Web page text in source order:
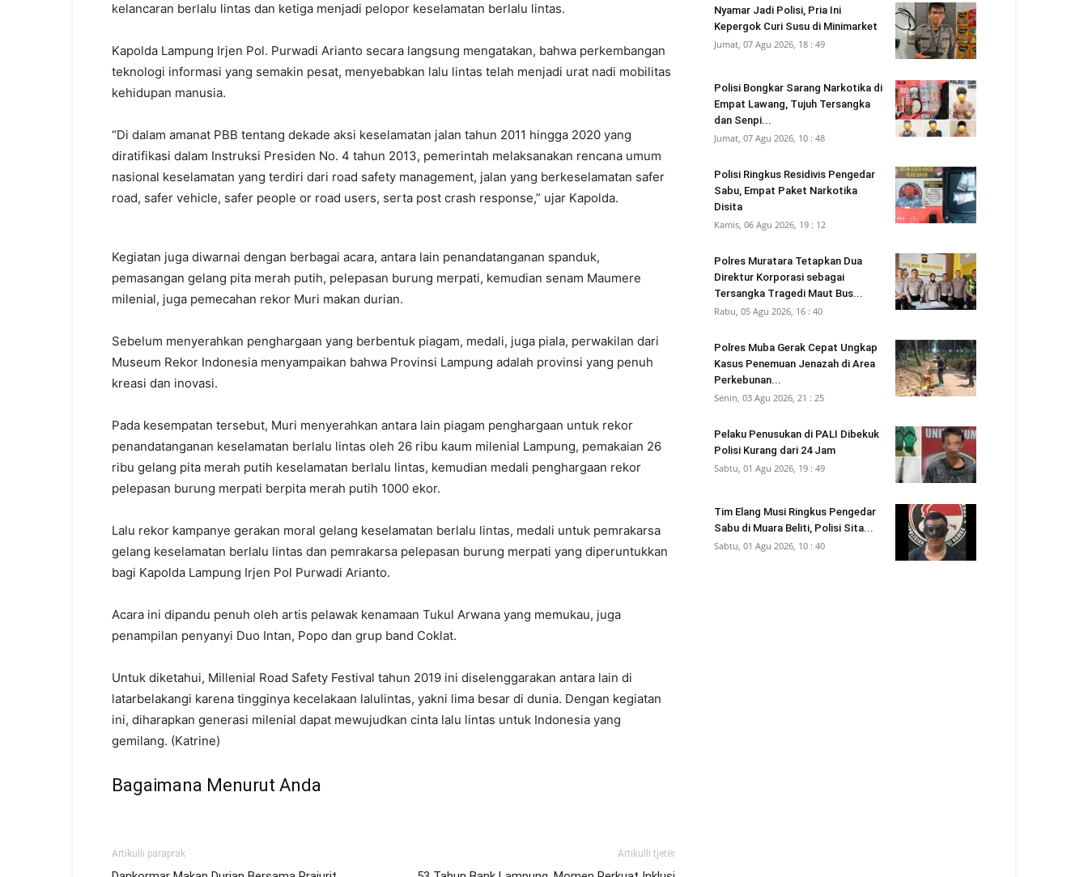
kelancaran berlalu lintas dan ketiga menjadi pelopor keselamatan berlalu lintas.
Kapolda Lampung Irjen Pol. Purwadi Arianto secara langsung mengatakan, bahwa perkembangan
teknologi informasi yang semakin pesat, menyebabkan lalu lintas telah menjadi urat nadi mobilitas
kehidupan manusia.
“Di dalam amanat PBB tentang dekade aksi keselamatan jalan tahun 2011 hingga 2020 yang
diratifikasi dalam Instruksi Presiden No. 4 tahun 2013, pemerintah melaksanakan rencana umum
nasional keselamatan yang terdiri dari road safety management, jalan yang berkeselamatan safer
road, safer vehicle, safer people or road users, serta post crash response,” ujar Kapolda.
Kegiatan juga diwarnai dengan berbagai acara, antara lain penandatanganan spanduk,
pemasangan gelang pita merah putih, pelepasan burung merpati, kemudian senam Maumere
milenial, juga pemecahan rekor Muri makan durian.
Sebelum menyerahkan penghargaan yang berbentuk piagam, medali, juga piala, perwakilan dari
Museum Rekor Indonesia menyampaikan bahwa Provinsi Lampung adalah provinsi yang penuh
kreasi dan inovasi.
Pada kesempatan tersebut, Muri menyerahkan antara lain piagam penghargaan untuk rekor
penandatanganan keselamatan berlalu lintas oleh 26 ribu kaum milenial Lampung, pemakaian 26
ribu gelang pita merah putih keselamatan berlalu lintas, kemudian medali penghargaan rekor
pelepasan burung merpati berpita merah putih 1000 ekor.
Lalu rekor kampanye gerakan moral gelang keselamatan berlalu lintas, medali untuk pemrakarsa
gelang keselamatan berlalu lintas dan pemrakarsa pelepasan burung merpati yang diperuntukkan
bagi Kapolda Lampung Irjen Pol Purwadi Arianto.
Acara ini dipandu penuh oleh artis pelawak kenamaan Tukul Arwana yang memukau, juga
penampilan penyanyi Duo Intan, Popo dan grup band Coklat.
Untuk diketahui, Millenial Road Safety Festival tahun 2019 ini diselenggarakan antara lain di
latarbelakangi karena tingginya kecelakaan lalulintas, yakni lima besar di dunia. Dengan kegiatan
ini, diharapkan generasi milenial dapat mewujudkan cinta lalu lintas untuk Indonesia yang
gemilang. (Katrine)
Bagaimana Menurut Anda
Artikulli paraprak Artikulli tjetër
Nyamar Jadi Polisi, Pria Ini
Kepergok Curi Susu di Minimarket
Jumat, 07 Agu 2026, 18 : 49
Polisi Bongkar Sarang Narkotika di
Empat Lawang, Tujuh Tersangka
dan Senpi...
Jumat, 07 Agu 2026, 10 : 48
Polisi Ringkus Residivis Pengedar
Sabu, Empat Paket Narkotika
Disita
Kamis, 06 Agu 2026, 19 : 12
Polres Muratara Tetapkan Dua
Direktur Korporasi sebagai
Tersangka Tragedi Maut Bus...
Rabu, 05 Agu 2026, 16 : 40
Polres Muba Gerak Cepat Ungkap
Kasus Penemuan Jenazah di Area
Perkebunan...
Senin, 03 Agu 2026, 21 : 25
Pelaku Penusukan di PALI Dibekuk
Polisi Kurang dari 24 Jam
Sabtu, 01 Agu 2026, 19 : 49
Tim Elang Musi Ringkus Pengedar
Sabu di Muara Beliti, Polisi Sita...
Sabtu, 01 Agu 2026, 10 : 40